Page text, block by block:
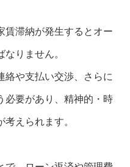
賃滞納が発生するとオー
りません。
絡や支払い交渉、さらに
必要があり、精神的・時
えられます。